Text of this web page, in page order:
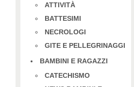
ATTIVITÀ
BATTESIMI
NECROLOGI
GITE E PELLEGRINAGGI
BAMBINI E RAGAZZI
CATECHISMO